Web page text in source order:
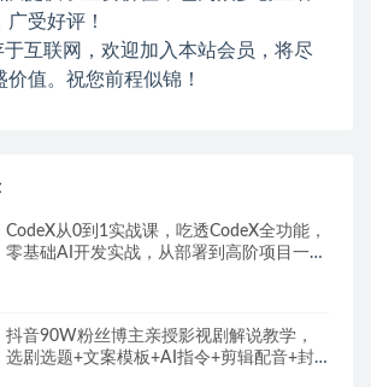
受好评！
互联网，欢迎加入本站会员，将尽
值。祝您前程似锦！
CodeX从0到1实战课，吃透CodeX全功能，
零基础AI开发实战，从部署到高阶项目一键
抖音90W粉丝博主亲授影视剧解说教学，
选剧选题+文案模板+AI指令+剪辑配音+封